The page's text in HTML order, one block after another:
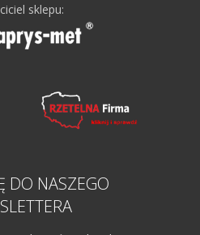
sklepu:
DO NASZEGO